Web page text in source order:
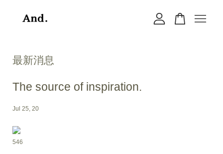
最新消息
The source of inspiration.
Jul 25, 20
546
繼續購物